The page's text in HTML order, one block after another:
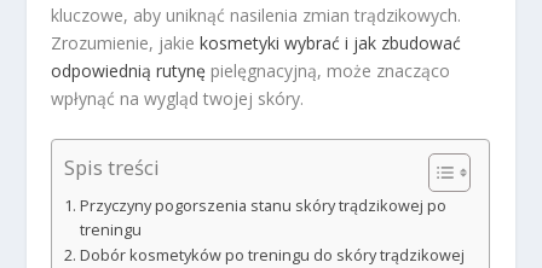
kluczowe, aby uniknąć nasilenia zmian trądzikowych.
Zrozumienie, jakiekosmetyki wybrać i jak zbudować
odpowiednią rutynę pielęgnacyjną, może znacząco
wpłynąć na wygląd twojej skóry.
Spis treści
Przyczyny pogorszenia stanu skóry trądzikowej po
treningu
Dobór kosmetyków po treningu do skóry trądzikowej